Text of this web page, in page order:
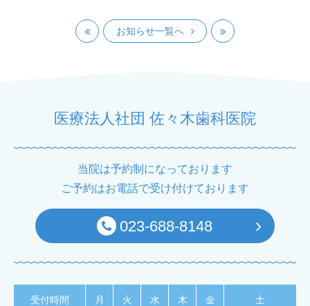
お知らせ一覧へ
医療法人社団 佐々木歯科医院
当院は予約制になっております
ご予約はお電話で受け付けております
023-688-8148
受付時間 月 火 水 木 金 土